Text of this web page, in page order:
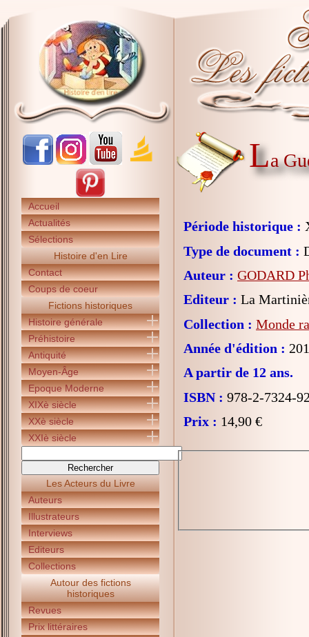
Accueil
Actualités
Sélections
Histoire d'en Lire
Contact
Coups de coeur
Fictions historiques
Histoire générale
Préhistoire
Antiquité
Moyen-Âge
Epoque Moderne
XIXè siècle
XXè siècle
XXIè siècle
Les Acteurs du Livre
Auteurs
Illustrateurs
Interviews
Editeurs
Collections
Autour des fictions
historiques
Revues
Prix littéraires
La
Période historique :
Type de document :
Auteur : GODARD
Editeur : La
Collection : Monde
Année d'édition :
A partir de 12 ans.
ISBN : 978-2-7324-
Prix : 14,90 €